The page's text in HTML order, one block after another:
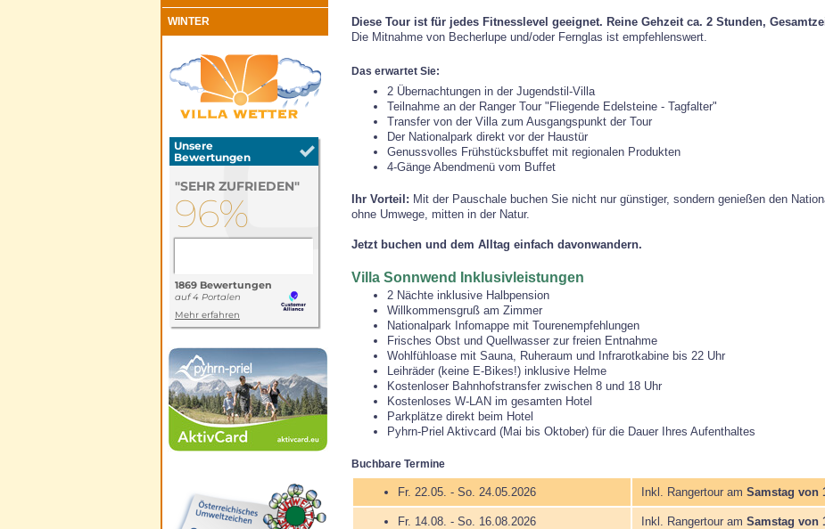
Diese Tour ist für jedes Fitnesslevel geeignet. Reine Gehzeit ca. 2 Stunden,
Die Mitnahme von Becherlupe und/oder Fernglas ist empfehlenswert.
Das erwartet Sie:
2 Übernachtungen in der Jugendstil-Villa
Teilnahme an der Ranger Tour "Fliegende Edelsteine - Tagfalter"
Transfer von der Villa zum Ausgangspunkt der Tour
Der Nationalpark direkt vor der Haustür
Genussvolles Frühstücksbuffet mit regionalen Produkten
4-Gänge Abendmenü vom Buffet
Ihr Vorteil: Mit der Pauschale buchen Sie nicht nur günstiger, sondern genießen den
ohne Umwege, mitten in der Natur.
Jetzt buchen und dem Alltag einfach davonwandern.
Villa Sonnwend Inklusivleistungen
2 Nächte inklusive Halbpension
Willkommensgruß am Zimmer
Nationalpark Infomappe mit Tourenempfehlungen
Frisches Obst und Quellwasser zur freien Entnahme
Wohlfühloase mit Sauna, Ruheraum und Infrarotkabine bis 22 Uhr
Leihräder (keine E-Bikes!) inklusive Helme
Kostenloser Bahnhofstransfer zwischen 8 und 18 Uhr
Kostenloses W-LAN im gesamten Hotel
Parkplätze direkt beim Hotel
Pyhrn-Priel Aktivcard (Mai bis Oktober) für die Dauer Ihres Aufenthaltes
Buchbare Termine
Fr. 22.05. - So. 24.05.2026 Inkl. Rangertour am Samstag von
Fr. 14.08. - So. 16.08.2026 Inkl. Rangertour am Samstag von
WINTER